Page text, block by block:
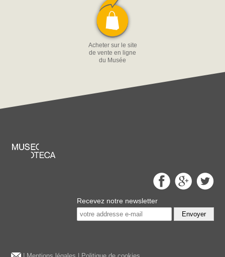
Acheter sur le site
de vente en ligne
du Musée
Recevez notre newsletter
Envoyer